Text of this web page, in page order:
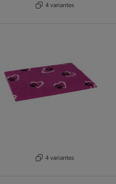
4 variantes
4 variantes